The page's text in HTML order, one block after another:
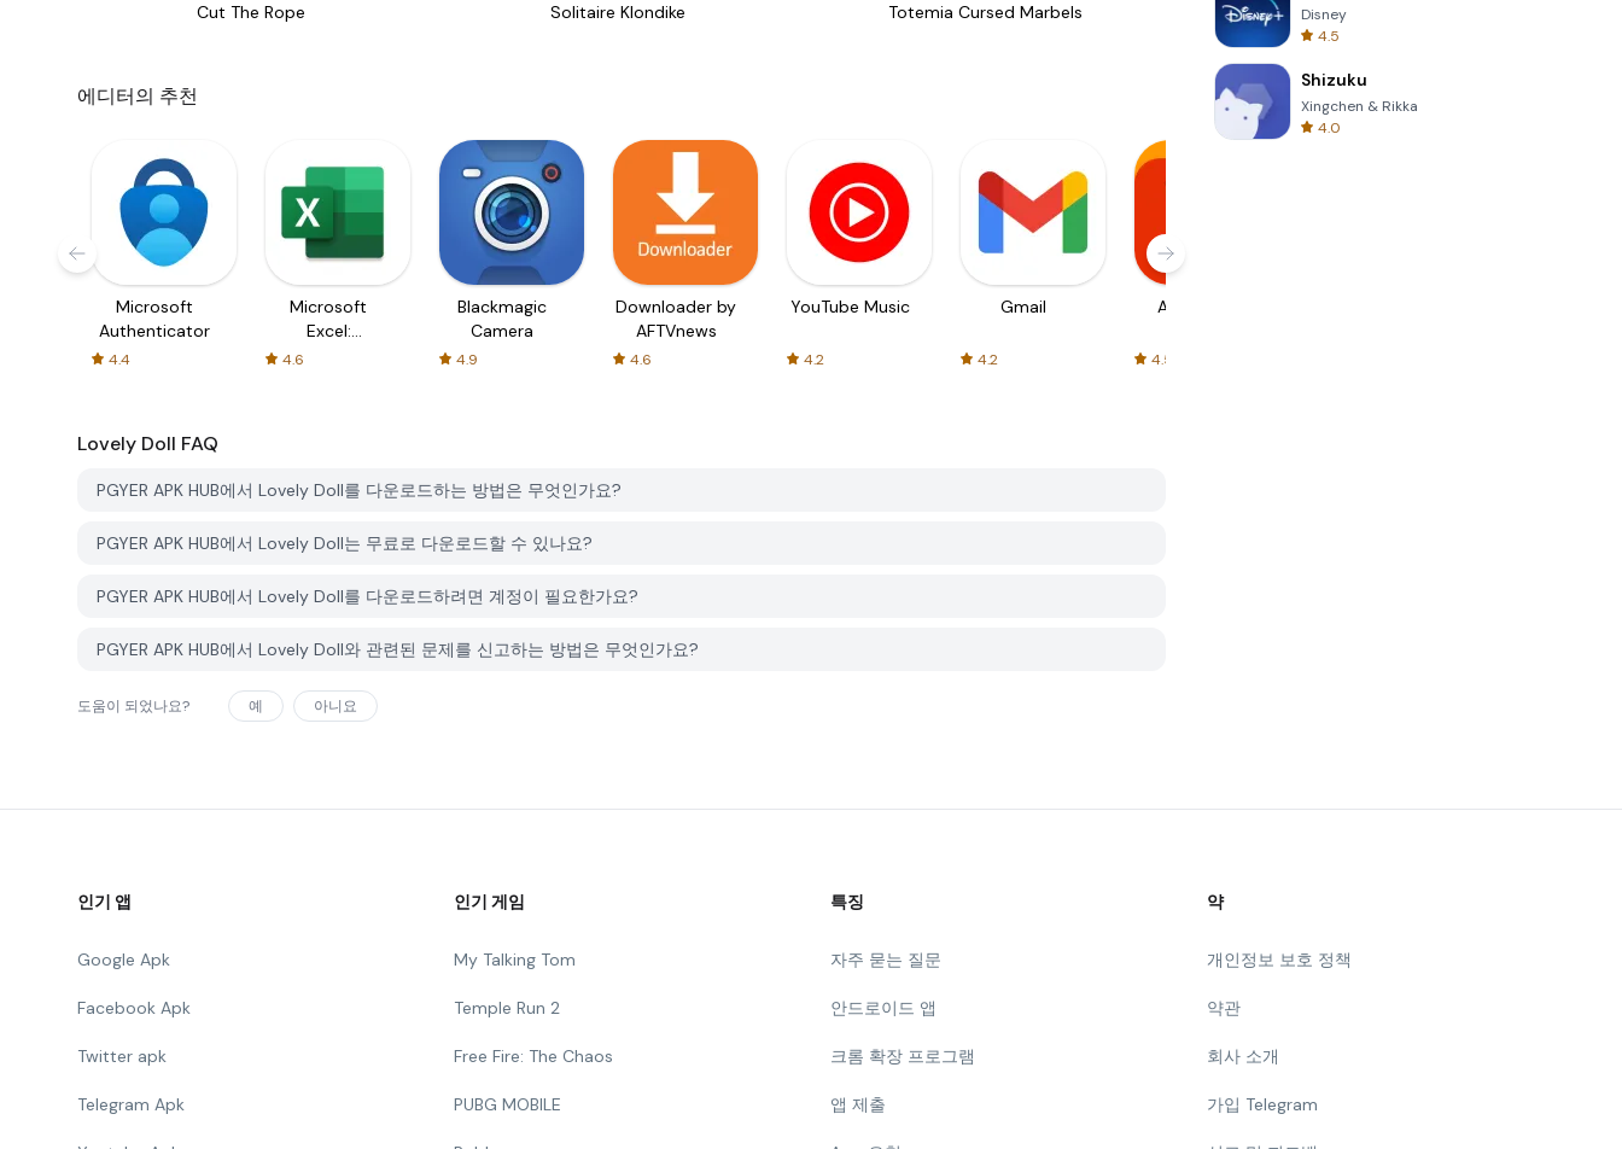
Cut The Rope Solitaire Klondike Totemia Cursed Marbels 8 Ball Billiards Classic
에디터의 추천
Microsoft
Authenticator
4.4
Microsoft
Excel:
Spreadsheets
4.6
Blackmagic
Camera
4.9
Downloader by
AFTVnews
4.6
YouTube Music
4.2
Gmail
4.2
AliExpress
4.5
Lovely Doll FAQ
PGYER APK HUB에서 Lovely Doll를 다운로드하는 방법은 무엇인가요?
PGYER APK HUB에서 Lovely Doll는 무료로 다운로드할 수 있나요?
PGYER APK HUB에서 Lovely Doll를 다운로드하려면 계정이 필요한가요?
PGYER APK HUB에서 Lovely Doll와 관련된 문제를 신고하는 방법은 무엇인가요?
도움이 되었나요? 예 아니요
Disney
4.5
Shizuku
Xingchen & Rikka
4.0
인기 앱
Google Apk
Facebook Apk
Twitter apk
Telegram Apk
인기 게임
My Talking Tom
Temple Run 2
Free Fire: The Chaos
PUBG MOBILE
특징
자주 묻는 질문
안드로이드 앱
크롬 확장 프로그램
앱 제출
약
개인정보 보호 정책
약관
회사 소개
가입 Telegram